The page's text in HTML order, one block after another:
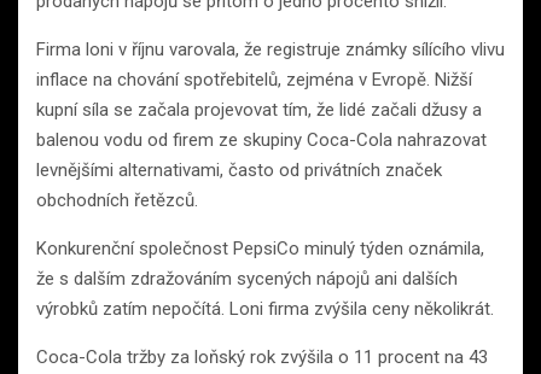
Firma loni v říjnu varovala, že registruje známky sílícího vlivu
inflace na chování spotřebitelů, zejména v Evropě. Nižší
kupní síla se začala projevovat tím, že lidé začali džusy a
balenou vodu od firem ze skupiny Coca-Cola nahrazovat
levnějšími alternativami, často od privátních značek
obchodních řetězců.
Konkurenční společnost PepsiCo minulý týden oznámila,
že s dalším zdražováním sycených nápojů ani dalších
výrobků zatím nepočítá. Loni firma zvýšila ceny několikrát.
Coca-Cola tržby za loňský rok zvýšila o 11 procent na 43